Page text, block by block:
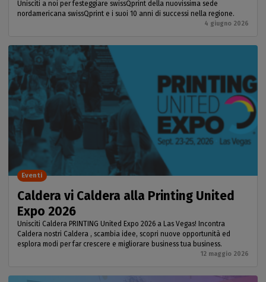
Unisciti a noi per festeggiare swissQprint della nuovissima sede
nordamericana swissQprint e i suoi 10 anni di successi nella regione.
4 giugno 2026
Caldera vi Caldera alla Printing United
Expo 2026
Unisciti Caldera PRINTING United Expo 2026 a Las Vegas! Incontra
Caldera nostri Caldera , scambia idee, scopri nuove opportunità ed
esplora modi per far crescere e migliorare business tua business.
12 maggio 2026
Eventi